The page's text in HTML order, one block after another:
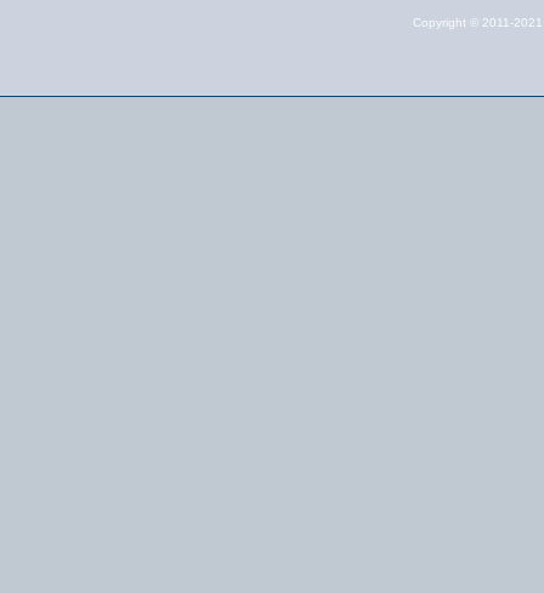
Copyright © 2011-